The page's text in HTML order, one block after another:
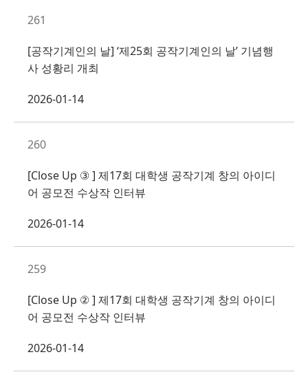
261
[공작기계인의 날] ‘제25회 공작기계인의 날’ 기념행
사 성황리 개최
2026-01-14
260
[Close Up ③ ] 제17회 대학생 공작기계 창의 아이디
어 공모전 수상작 인터뷰
2026-01-14
259
[Close Up ② ] 제17회 대학생 공작기계 창의 아이디
어 공모전 수상작 인터뷰
2026-01-14